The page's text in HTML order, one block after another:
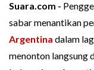
Suara.com -
sabar menantikan
Argentina dalam
menonton langsung